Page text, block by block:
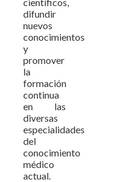
difundir
nuevos
conocimientos
y
promover
la
formación
continua
en las
diversas
especialidades
del
conocimiento
médico
actual.